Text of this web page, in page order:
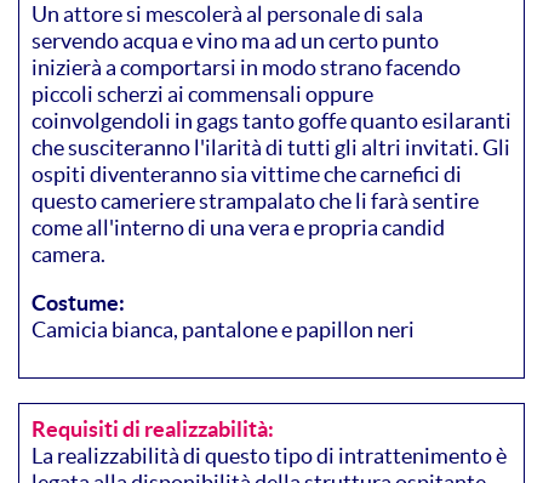
Un attore si mescolerà al personale di sala
servendo acqua e vino ma ad un certo punto
inizierà a comportarsi in modo strano facendo
piccoli scherzi ai commensali oppure
coinvolgendoli in gags tanto goffe quanto esilaranti
che susciteranno l'ilarità di tutti gli altri invitati. Gli
ospiti diventeranno sia vittime che carnefici di
questo cameriere strampalato che li farà sentire
come all'interno di una vera e propria candid
camera.
Costume:
Camicia bianca, pantalone e papillon neri
Requisiti di realizzabilità:
La realizzabilità di questo tipo di intrattenimento è